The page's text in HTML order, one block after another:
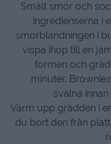
Smält smör och
ingredienserna i
smörblandningen i
vispa ihop till en
formen och
minuter.
svalna
Värm upp grädden i
du bort den från